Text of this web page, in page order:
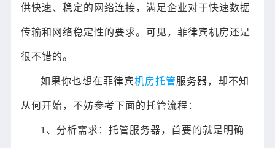
供快速、稳定的网络连接，满足企业对于快速数据
传输和网络稳定性的要求。可见，菲律宾机房还是
很不错的。
如果你也想在菲律宾机房托管服务器，却不知
从何开始，不妨参考下面的托管流程：
1、分析需求：托管服务器，首要的就是明确